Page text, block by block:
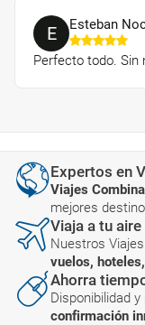
E Esteban
Perfecto todo. Sin
Expertos en
Viajes
mejores
Viaja a tu aire
Nuestros
vuelos,
Ahorra
Disponibilidad y
confirmación